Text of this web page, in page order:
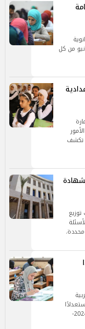
من كل
الأمور
تكشف
محددة.
لامتحانات الأول والثاني الثانوي للعام الدراسي 2024-